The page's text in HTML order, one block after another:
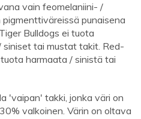
vain feomelaniini- /
punaisena
Bulldogs ei tuota
siniset tai mustat takit. Red-
harmaata / sinistä tai
'vaipan' takki, jonka väri on
valkoinen. Värin on oltava